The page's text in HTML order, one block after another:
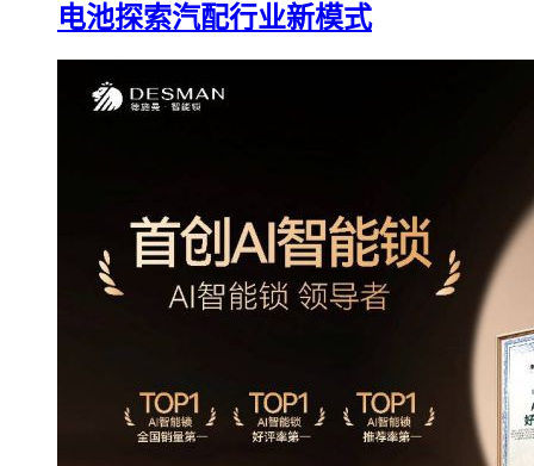
电池探索汽配行业新模式